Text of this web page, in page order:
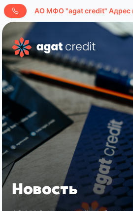
AО МФО "agat credit" Адрес
Новость